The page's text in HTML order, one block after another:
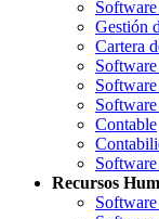
Gestión
Cartera
Software
Contable
Recursos